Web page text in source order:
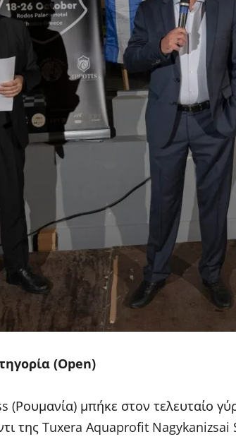
(Open)
(Ρουμανία) μπήκε στον τελευταίο
της Tuxera Aquaprofit Nagykanizsai